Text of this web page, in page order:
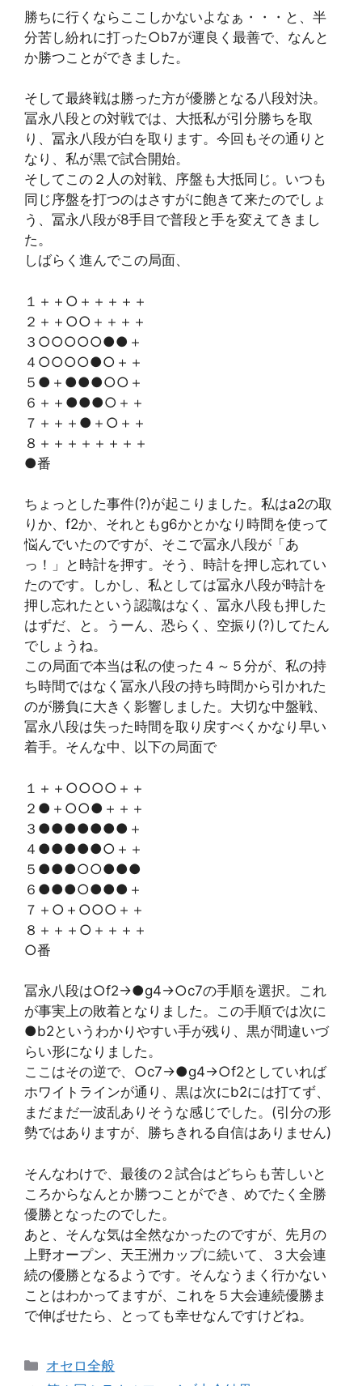
勝ちに行くならここしかないよなぁ・・・と、半
分苦し紛れに打った○b7が運良く最善で、なんと
か勝つことができました。
そして最終戦は勝った方が優勝となる八段対決。
冨永八段との対戦では、大抵私が引分勝ちを取
り、冨永八段が白を取ります。今回もその通りと
なり、私が黒で試合開始。
そしてこの２人の対戦、序盤も大抵同じ。いつも
同じ序盤を打つのはさすがに飽きて来たのでしょ
う、冨永八段が8手目で普段と手を変えてきまし
た。
しばらく進んでこの局面、
１＋＋○＋＋＋＋＋
２＋＋○○＋＋＋＋
３○○○○○●●＋
４○○○○●○＋＋
５●＋●●●○○＋
６＋＋●●●○＋＋
７＋＋＋●＋○＋＋
８＋＋＋＋＋＋＋＋
●番
ちょっとした事件(?)が起こりました。私はa2の取
りか、f2か、それともg6かとかなり時間を使って
悩んでいたのですが、そこで冨永八段が「あ
っ！」と時計を押す。そう、時計を押し忘れてい
たのです。しかし、私としては冨永八段が時計を
押し忘れたという認識はなく、冨永八段も押した
はずだ、と。うーん、恐らく、空振り(?)してたん
でしょうね。
この局面で本当は私の使った４～５分が、私の持
ち時間ではなく冨永八段の持ち時間から引かれた
のが勝負に大きく影響しました。大切な中盤戦、
冨永八段は失った時間を取り戻すべくかなり早い
着手。そんな中、以下の局面で
１＋＋○○○○＋＋
２●＋○○●＋＋＋
３●●●●●●●＋
４●●●●●○＋＋
５●●●○○●●●
６●●●○●●●＋
７＋○＋○○○＋＋
８＋＋＋○＋＋＋＋
○番
冨永八段は○f2→●g4→○c7の手順を選択。これ
が事実上の敗着となりました。この手順では次に
●b2というわかりやすい手が残り、黒が間違いづ
らい形になりました。
ここはその逆で、○c7→●g4→○f2としていれば
ホワイトラインが通り、黒は次にb2には打てず、
まだまだ一波乱ありそうな感じでした。(引分の形
勢ではありますが、勝ちきれる自信はありません)
そんなわけで、最後の２試合はどちらも苦しいと
ころからなんとか勝つことができ、めでたく全勝
優勝となったのでした。
あと、そんな気は全然なかったのですが、先月の
上野オープン、天王洲カップに続いて、３大会連
続の優勝となるようです。そんなうまく行かない
ことはわかってますが、これを５大会連続優勝ま
で伸ばせたら、とっても幸せなんですけどね。
カ
テ
オセロ全般